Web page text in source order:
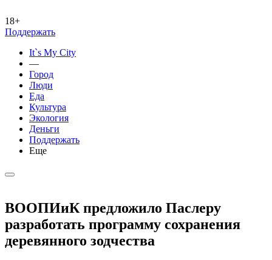
18+
Поддержать
It`s My City
—
Город
Люди
Еда
Культура
Экология
Деньги
Поддержать
Еще
ВООПИиК предложило Паслеру
разработать программу сохранения
деревянного зодчества